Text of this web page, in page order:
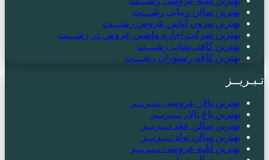
بهترین سالن زیبایی رشـــت
بهترین مزون لباس عروس رشـــت
بهترین شرکت اجاره ماشین عروس در رشـــت
بهترین کافی شاپ رشـــت
بهترین کافه رستوران رشـــت
تـبـریــز
بهترین تالار عروسی تـبـریــز
بهترین باغ تالار تـبـریــز
بهترین سالن عقد تـبـریــز
بهترین سالن تولد تـبـریــز
بهترین آتلیه عروسی تـبـریــز